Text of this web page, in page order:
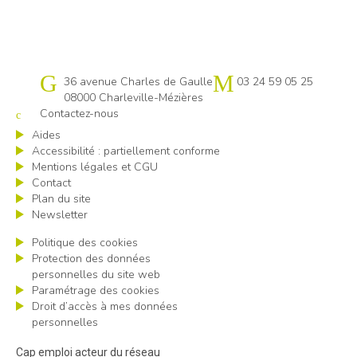
Cap emploi 08
36 avenue Charles de Gaulle
08000 Charleville-Mézières
03 24 59 05 25
Contactez-nous
Aides
Accessibilité : partiellement conforme
Mentions légales et CGU
Contact
Plan du site
Newsletter
Politique des cookies
Protection des données
personnelles du site web
Paramétrage des cookies
Droit d’accès à mes données
personnelles
Cap emploi acteur du réseau